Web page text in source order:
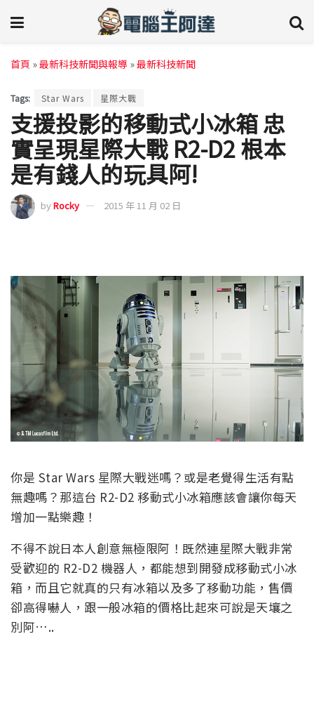
首頁 »最新科技新聞與報導 »最新科技新聞
Tags: Star Wars 星際大戰
支援投影的移動式小冰箱 忠
實呈現星際大戰 R2-D2 根本
是有錢人的玩具阿!
byRocky 2015 年 11 月 02 日
你是 Star Wars 星際大戰迷嗎？或是老覺得生活有點
無趣嗎？那這台 R2-D2 移動式小冰箱應該會讓你每天
增加一點樂趣！
不得不說日本人創意無極限阿！既然連星際大戰非常
受歡迎的 R2-D2 機器人，都能想到開發成移動式小冰
箱，而且它就真的只有冰箱以及多了移動功能，售價
卻高得嚇人，跟一般冰箱的價格比起來可說是天壤之
別阿…..